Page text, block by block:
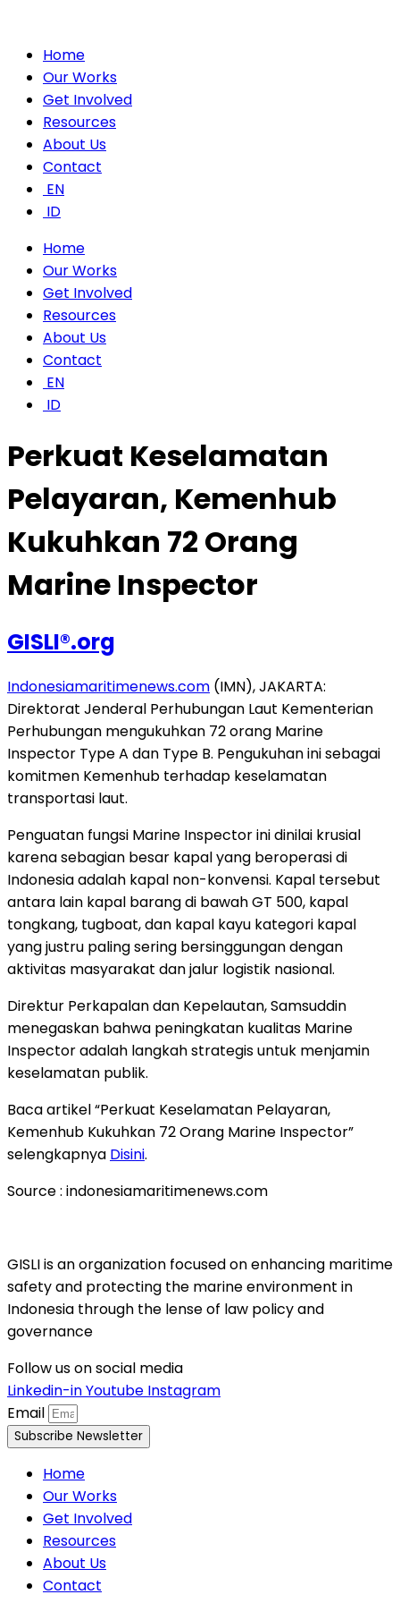
Home
Our Works
Get Involved
Resources
About Us
Contact
EN
ID
Home
Our Works
Get Involved
Resources
About Us
Contact
EN
ID
Perkuat Keselamatan
Pelayaran, Kemenhub
Kukuhkan 72 Orang
Marine Inspector
GISLI®.org
Indonesiamaritimenews.com (IMN), JAKARTA:
Direktorat Jenderal Perhubungan Laut Kementerian
Perhubungan mengukuhkan 72 orang Marine
Inspector Type A dan Type B. Pengukuhan ini sebagai
komitmen Kemenhub terhadap keselamatan
transportasi laut.
Penguatan fungsi Marine Inspector ini dinilai krusial
karena sebagian besar kapal yang beroperasi di
Indonesia adalah kapal non-konvensi. Kapal tersebut
antara lain kapal barang di bawah GT 500, kapal
tongkang, tugboat, dan kapal kayu kategori kapal
yang justru paling sering bersinggungan dengan
aktivitas masyarakat dan jalur logistik nasional.
Direktur Perkapalan dan Kepelautan, Samsuddin
menegaskan bahwa peningkatan kualitas Marine
Inspector adalah langkah strategis untuk menjamin
keselamatan publik.
Baca artikel “Perkuat Keselamatan Pelayaran,
Kemenhub Kukuhkan 72 Orang Marine Inspector”
selengkapnya Disini.
Source : indonesiamaritimenews.com
GISLI is an organization focused on enhancing maritime
safety and protecting the marine environment in
Indonesia through the lense of law policy and
governance
Follow us on social media
Linkedin-inYoutube Instagram
Email
Subscribe Newsletter
Home
Our Works
Get Involved
Resources
About Us
Contact